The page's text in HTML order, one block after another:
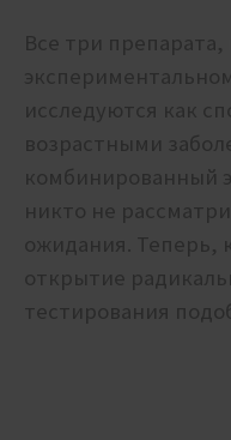
Все три
исследуются как
возрастными
комбинированный
никто не
ожидания. Теперь,
открытие
тестирования